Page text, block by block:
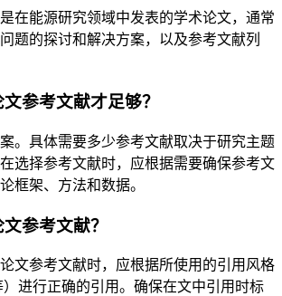
在能源研究领域中发表的学术论文，通常
题的探讨和解决方案，以及参考文献列
参考文献才足够？
。具体需要多少参考文献取决于研究主题
选择参考文献时，应根据需要确保参考文
框架、方法和数据。
参考文献？
文参考文献时，应根据所使用的引用风格
）进行正确的引用。确保在文中引用时标